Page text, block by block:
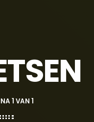
1 VAN 1